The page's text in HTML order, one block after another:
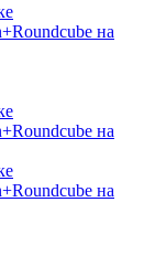
на
на
на